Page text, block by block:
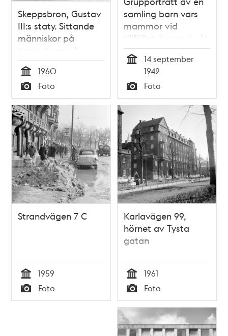
Skeppsbron, Gustav
III:s staty. Sittande
människor på
trappstegen. I
bakgrunden
Stockholms slott
Tid
1960
Typ
Foto
samling barn vars
mammor vid
tillfället ägnar sig åt
husmodersgymnastik.
Här passas de av
barnträdgårdslärarinnan
Margot Fränckels
14 september
1942
Typ
Foto
Strandvägen 7 C
Tid
1959
Typ
Foto
Karlavägen 99,
hörnet av Tysta
gatan
Tid
1961
Typ
Foto